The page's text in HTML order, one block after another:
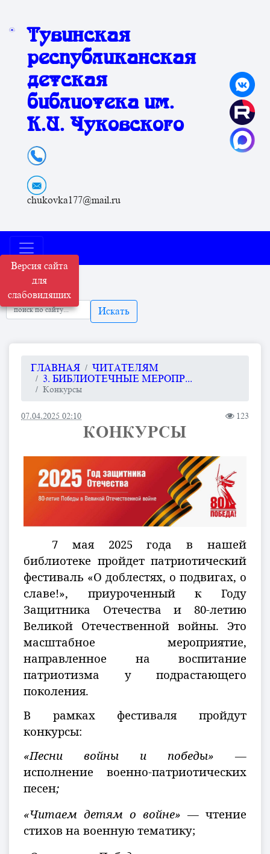
Версия сайта
для
слабовидящих
Тувинская
республиканская
детская
библиотека им.
К.И. Чуковского
chukovka177@mail.ru
Искать
ГЛАВНАЯ
ЧИТАТЕЛЯМ
3. БИБЛИОТЕЧНЫЕ МЕРОПР...
Конкурсы
07.04.2025 02:10 123
КОНКУРСЫ
7 мая 2025 года в нашей
библиотеке пройдет патриотический
фестиваль «О доблестях, о подвигах, о
славе!», приуроченный к Году
Защитника Отечества и 80-летию
Великой Отечественной войны. Это
масштабное мероприятие,
направленное на воспитание
патриотизма у подрастающего
поколения.
В рамках фестиваля пройдут
конкурсы:
«Песни войны и победы» —
исполнение военно-патриотических
песен;
«Читаем детям о войне» — чтение
стихов на военную тематику;